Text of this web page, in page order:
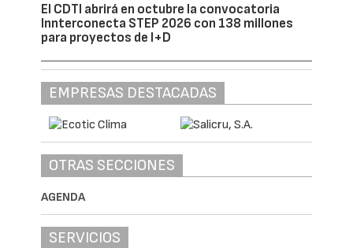
El CDTI abrirá en octubre la convocatoria
Innterconecta STEP 2026 con 138 millones
para proyectos de I+D
EMPRESAS DESTACADAS
OTRAS SECCIONES
AGENDA
SERVICIOS